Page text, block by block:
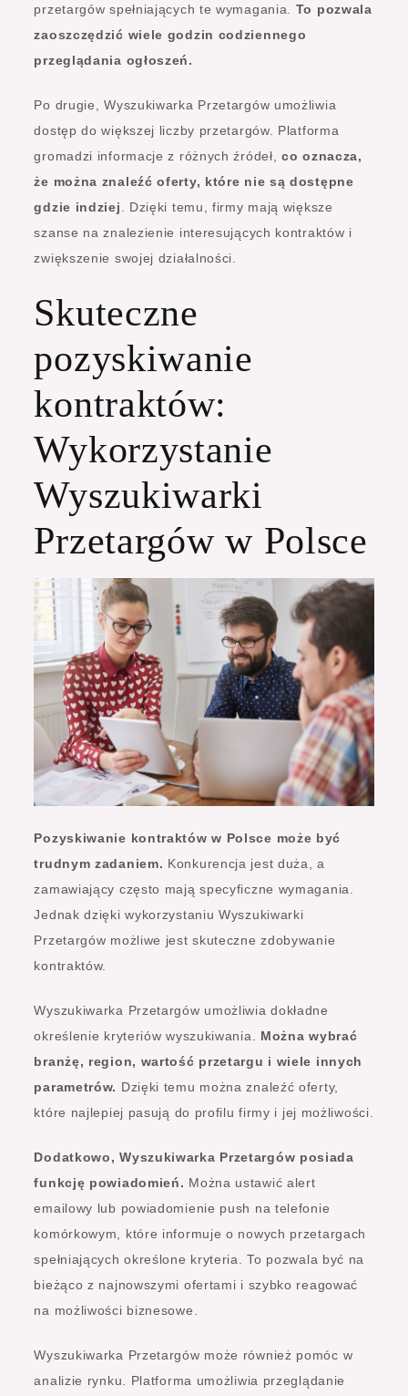
przetargów spełniających te wymagania. To pozwala
zaoszczędzić wiele godzin codziennego
przeglądania ogłoszeń.
Po drugie, Wyszukiwarka Przetargów umożliwia
dostęp do większej liczby przetargów. Platforma
gromadzi informacje z różnych źródeł,co oznacza,
że można znaleźć oferty, które nie są dostępne
gdzie indziej. Dzięki temu, firmy mają większe
szanse na znalezienie interesujących kontraktów i
zwiększenie swojej działalności.
Skuteczne
pozyskiwanie
kontraktów:
Wykorzystanie
Wyszukiwarki
Przetargów w Polsce
Pozyskiwanie kontraktów w Polsce może być
trudnym zadaniem. Konkurencja jest duża, a
zamawiający często mają specyficzne wymagania.
Jednak dzięki wykorzystaniu Wyszukiwarki
Przetargów możliwe jest skuteczne zdobywanie
kontraktów.
Wyszukiwarka Przetargów umożliwia dokładne
określenie kryteriów wyszukiwania. Można wybrać
branżę, region, wartość przetargu i wiele innych
parametrów. Dzięki temu można znaleźć oferty,
które najlepiej pasują do profilu firmy i jej możliwości.
Dodatkowo, Wyszukiwarka Przetargów posiada
funkcję powiadomień. Można ustawić alert
emailowy lub powiadomienie push na telefonie
komórkowym, które informuje o nowych przetargach
spełniających określone kryteria. To pozwala być na
bieżąco z najnowszymi ofertami i szybko reagować
na możliwości biznesowe.
Wyszukiwarka Przetargów może również pomóc w
analizie rynku. Platforma umożliwia przeglądanie